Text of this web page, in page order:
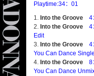
Playtime:34：01
Into the Groove
4
Into the Groove
4
Edit
Into the Groove
4
You Can Dance
Into the Groove
8
You Can Dance